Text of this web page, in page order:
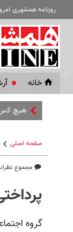
روزنامه همشهری
خانه
هیچ کس
صفحه اصلی
مجموع
گروه